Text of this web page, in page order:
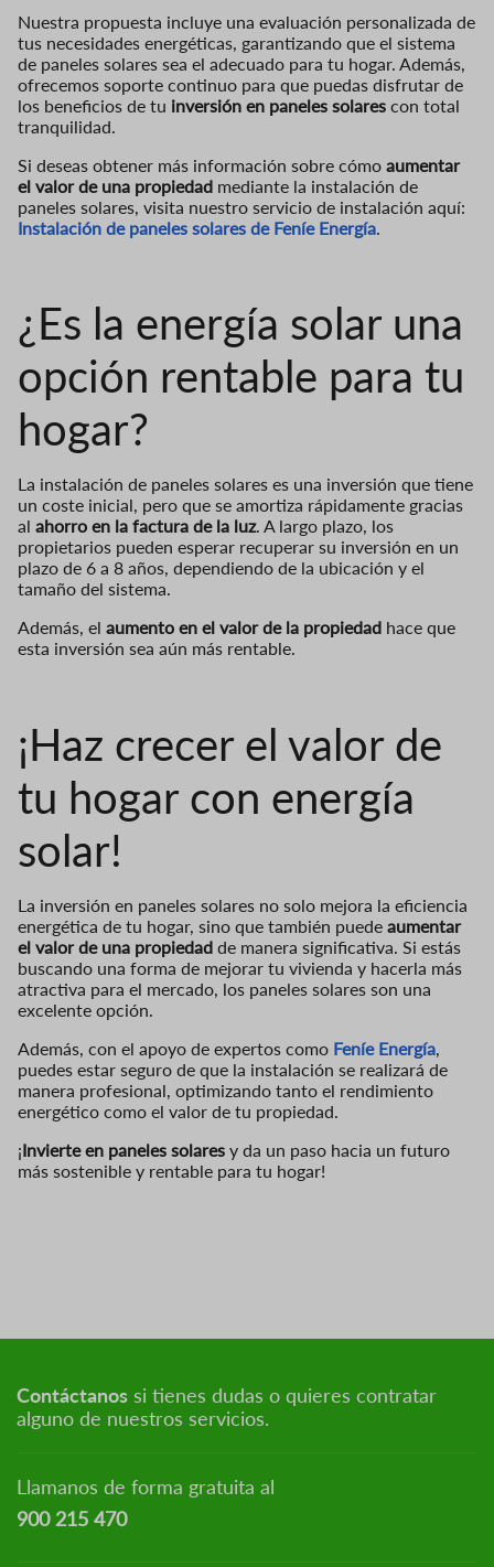
Nuestra propuesta incluye una evaluación personalizada de
tus necesidades energéticas, garantizando que el sistema
de paneles solares sea el adecuado para tu hogar. Además,
ofrecemos soporte continuo para que puedas disfrutar de
los beneficios de tu inversión en paneles solares con total
tranquilidad.
Si deseas obtener más información sobre cómo aumentar
el valor de una propiedad mediante la instalación de
paneles solares, visita nuestro servicio de instalación aquí:
Instalación de paneles solares de Feníe Energía
¿Es la energía solar una
opción rentable para tu
hogar?
La instalación de paneles solares es una inversión que tiene
un coste inicial, pero que se amortiza rápidamente gracias
al ahorro en la factura de la luz. A largo plazo, los
propietarios pueden esperar recuperar su inversión en un
plazo de 6 a 8 años, dependiendo de la ubicación y el
tamaño del sistema.
Además, el aumento en el valor de la propiedad hace que
esta inversión sea aún más rentable.
¡Haz crecer el valor de
tu hogar con energía
solar!
La inversión en paneles solares no solo mejora la eficiencia
energética de tu hogar, sino que también puede aumentar
el valor de una propiedad de manera significativa. Si estás
buscando una forma de mejorar tu vivienda y hacerla más
atractiva para el mercado, los paneles solares son una
excelente opción.
Además, con el apoyo de expertos como Feníe Energía,
puedes estar seguro de que la instalación se realizará de
manera profesional, optimizando tanto el rendimiento
energético como el valor de tu propiedad.
¡Invierte en paneles solares y da un paso hacia un futuro
más sostenible y rentable para tu hogar!
Contáctanos si tienes dudas o quieres contratar
alguno de nuestros servicios.
Llamanos de forma gratuita al
900 215 470